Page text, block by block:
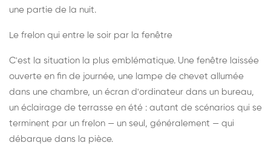
une partie de la nuit.
Le frelon qui entre le soir par la fenêtre
C'est la situation la plus emblématique. Une fenêtre laissée
ouverte en fin de journée, une lampe de chevet allumée
dans une chambre, un écran d'ordinateur dans un bureau,
un éclairage de terrasse en été : autant de scénarios qui se
terminent par un frelon — un seul, généralement — qui
débarque dans la pièce.